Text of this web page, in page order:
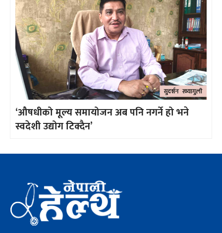
‘औषधीको मूल्य समायोजन अब पनि नगर्ने हो भने
स्वदेशी उद्योग टिक्दैन’